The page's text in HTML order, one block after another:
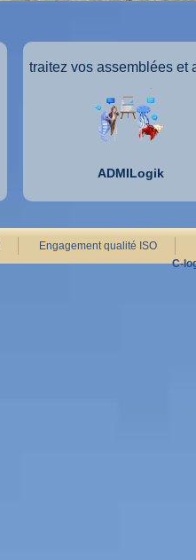
traitez vos assemblées et
ADMILogik
Engagement qualité ISO
C-